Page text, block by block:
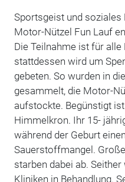
Sportsgeist und soziales
Motor-Nützel Fun Lauf
Die Teilnahme ist für
stattdessen wird um
gebeten. So wurden in
gesammelt, die Motor-
aufstockte. Begünstigt
Himmelkron. Ihr 15-
während der Geburt
Sauerstoffmangel. Große
starben dabei ab.
Kliniken in Behandlung.